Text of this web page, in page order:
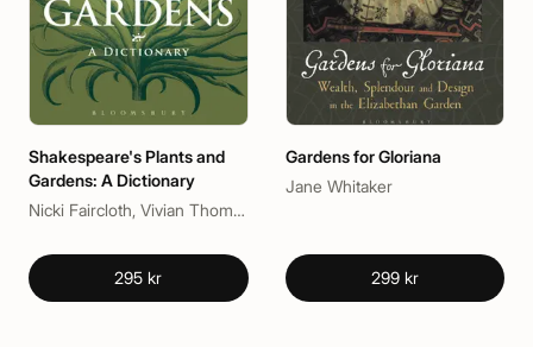
Shakespeare's Plants and
Gardens: A Dictionary
Nicki Faircloth, Vivian Thomas
295 kr
Gardens for Gloriana
Jane Whitaker
299 kr